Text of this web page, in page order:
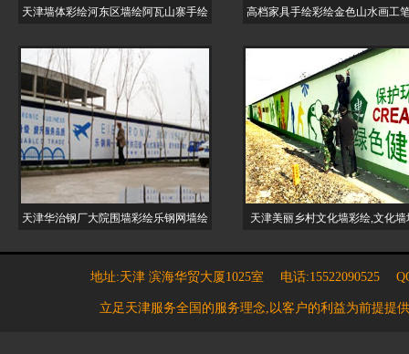
天津墙体彩绘河东区墙绘阿瓦山寨手绘 高档家具手绘彩绘金色山水画工
天津华治钢厂大院围墙彩绘乐钢网墙绘 天津美丽乡村文化墙彩绘,文化墙
地址:天津 滨海华贸大厦1025室 电话:15522090525
立足天津服务全国的服务理念,以客户的利益为前提提